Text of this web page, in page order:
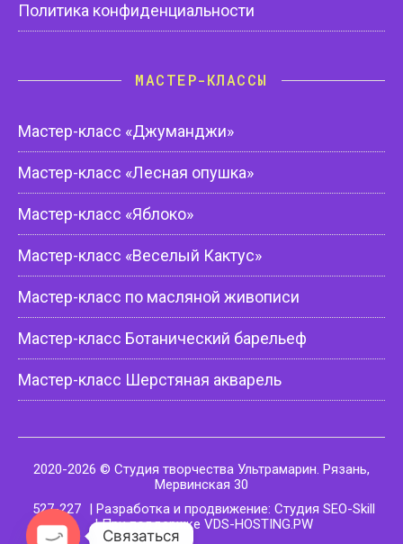
Политика конфиденциальности
МАСТЕР-КЛАССЫ
Мастер-класс «Джуманджи»
Мастер-класс «Лесная опушка»
Мастер-класс «Яблоко»
Мастер-класс «Веселый Кактус»
Мастер-класс по масляной живописи
Мастер-класс Ботанический барельеф
Мастер-класс Шерстяная акварель
2020-2026 © Студия творчества Ультрамарин. Рязань,
Мервинская 30
527-227 | Разработка и продвижение: Студия SEO-Skill
| При поддержке VDS-HOSTING.PW
Связаться